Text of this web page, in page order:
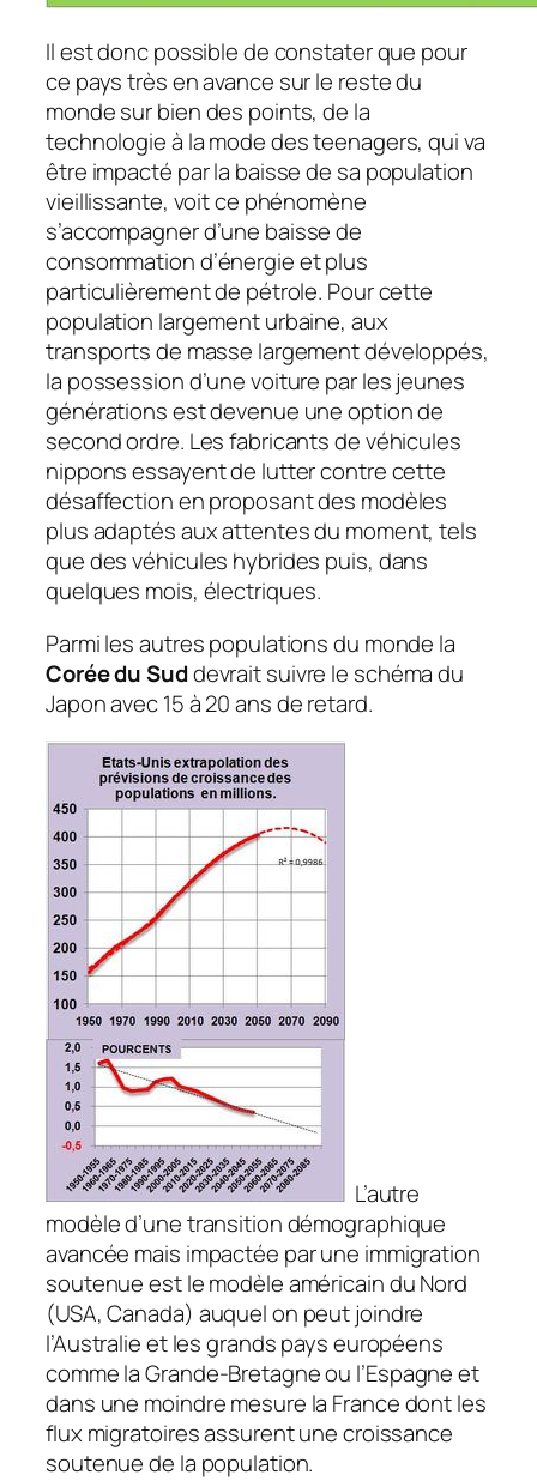
Il est donc possible de constater que pour
ce pays très en avance sur le reste du
monde sur bien des points, de la
technologie à la mode des teenagers, qui va
être impacté par la baisse de sa population
vieillissante, voit ce phénomène
s’accompagner d’une baisse de
consommation d’énergie et plus
particulièrement de pétrole. Pour cette
population largement urbaine, aux
transports de masse largement développés,
la possession d’une voiture par les jeunes
générations est devenue une option de
second ordre. Les fabricants de véhicules
nippons essayent de lutter contre cette
désaffection en proposant des modèles
plus adaptés aux attentes du moment, tels
que des véhicules hybrides puis, dans
quelques mois, électriques.
Parmi les autres populations du monde la
Corée du Suddevrait suivre le schéma du
Japon avec 15 à 20 ans de retard.
L’autre
modèle d’une transition démographique
avancée mais impactée par une immigration
soutenue est le modèle américain du Nord
(USA, Canada) auquel on peut joindre
l’Australie et les grands pays européens
comme la Grande-Bretagne ou l’Espagne et
dans une moindre mesure la France dont les
flux migratoires assurent une croissance
soutenue de la population.